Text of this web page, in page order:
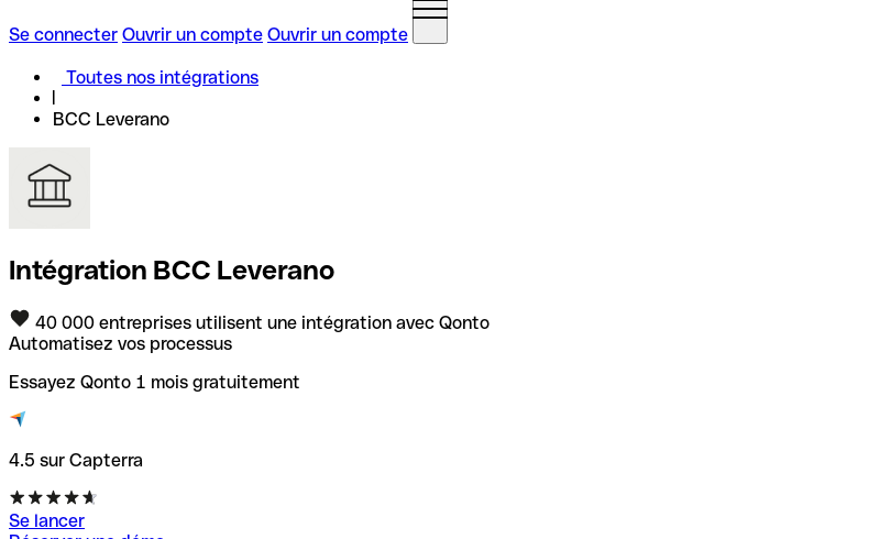
Se connecter Ouvrir un compte Ouvrir un compte
Toutes nos intégrations
BCC Leverano
Intégration BCC Leverano
40 000 entreprises utilisent une intégration avec Qonto
Automatisez vos processus
Essayez Qonto 1 mois gratuitement
4.5 sur Capterra
Se lancer